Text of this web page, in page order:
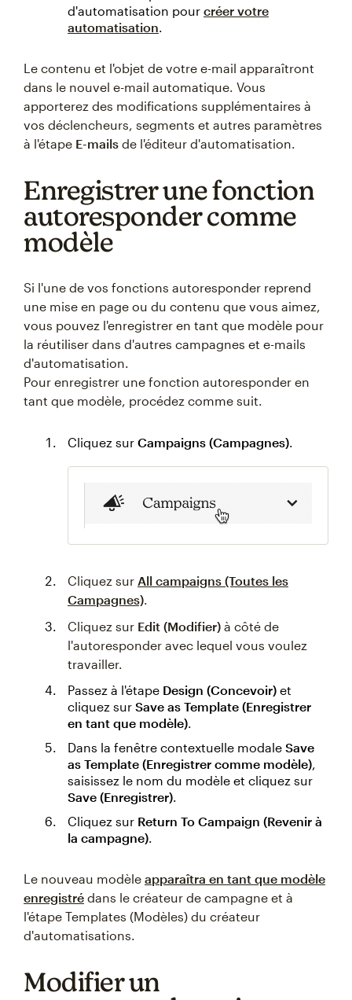
d'automatisation pour créer votre
automatisation.
Le contenu et l'objet de votre e-mail apparaîtront
dans le nouvel e-mail automatique. Vous
apporterez des modifications supplémentaires à
vos déclencheurs, segments et autres paramètres
à l'étape E-mails de l'éditeur d'automatisation.
Enregistrer une fonction
autoresponder comme
modèle
Si l'une de vos fonctions autoresponder reprend
une mise en page ou du contenu que vous aimez,
vous pouvez l'enregistrer en tant que modèle pour
la réutiliser dans d'autres campagnes et e-mails
d'automatisation.
Pour enregistrer une fonction autoresponder en
tant que modèle, procédez comme suit.
Cliquez sur Campaigns (Campagnes).
Cliquez sur All campaigns (Toutes les
Campagnes).
Cliquez sur Edit (Modifier) à côté de
l'autoresponder avec lequel vous voulez
travailler.
Passez à l'étape Design (Concevoir) et
cliquez sur Save as Template (Enregistrer
en tant que modèle).
Dans la fenêtre contextuelle modale Save
as Template (Enregistrer comme modèle),
saisissez le nom du modèle et cliquez sur
Save (Enregistrer).
Cliquez sur Return To Campaign (Revenir à
la campagne).
Le nouveau modèle apparaîtra en tant que modèle
enregistré dans le créateur de campagne et à
l'étape Templates (Modèles) du créateur
d'automatisations.
Modifier un